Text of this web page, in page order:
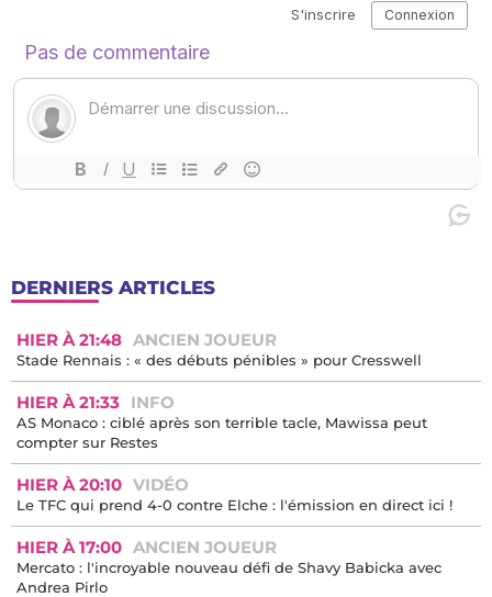
DERNIERS ARTICLES
HIER À 21:48 ANCIEN JOUEUR
Stade Rennais : « des débuts pénibles » pour Cresswell
HIER À 21:33 INFO
AS Monaco : ciblé après son terrible tacle, Mawissa peut
compter sur Restes
HIER À 20:10 VIDÉO
Le TFC qui prend 4-0 contre Elche : l'émission en direct ici !
HIER À 17:00 ANCIEN JOUEUR
Mercato : l'incroyable nouveau défi de Shavy Babicka avec
Andrea Pirlo